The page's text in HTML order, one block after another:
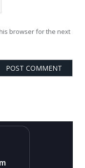
browser for the next